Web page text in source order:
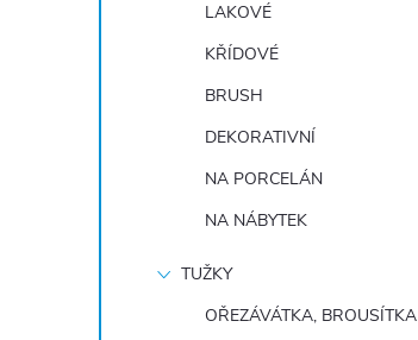
LAKOVÉ
KŘÍDOVÉ
BRUSH
DEKORATIVNÍ
NA PORCELÁN
NA NÁBYTEK
TUŽKY
OŘEZÁVÁTKA, BROUSÍTKA